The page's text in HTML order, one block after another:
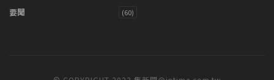
要聞 (60)